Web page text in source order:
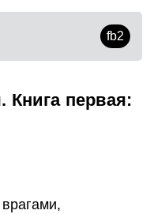
fb2
Книга первая: